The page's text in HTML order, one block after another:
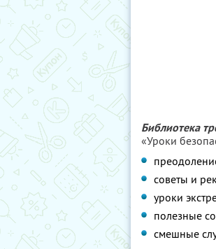
Библиотека
«Уроки
советы и
уроки
полезные
смешные